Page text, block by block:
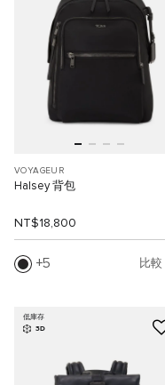
VOYAGEUR
Halsey 背包
NT$18,800
5 比較
低庫存
3D